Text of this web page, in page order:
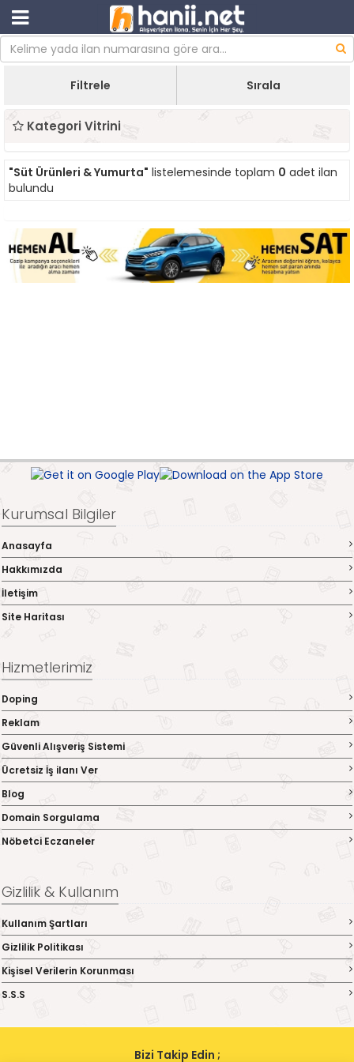
Filtrele Sırala
Kategori Vitrini
"Süt Ürünleri & Yumurta" listelemesinde toplam 0 adet ilan
bulundu
Kurumsal Bilgiler
Anasayfa
Hakkımızda
İletişim
Site Haritası
Hizmetlerimiz
Doping
Reklam
Güvenli Alışveriş Sistemi
Ücretsiz İş ilanı Ver
Blog
Domain Sorgulama
Nöbetci Eczaneler
Gizlilik & Kullanım
Kullanım Şartları
Gizlilik Politikası
Kişisel Verilerin Korunması
S.S.S
Bizi Takip Edin ;